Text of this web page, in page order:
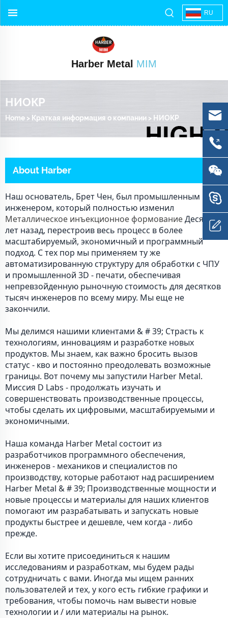
RU
Harber Metal MIM
НИОКР
Home > Краткая информация о компании > НИОКР
About Harber
Наш основатель, Брет Чен, был промышленным
инженером, который полностью изменил
Металлическое инъекционное формованиеДесять
лет назад, перестроив весь процесс в более
масштабируемый, экономичный и программный
подход. С тех пор мы применяем ту же
автоматизированную структуру для обработки с ЧПУ
и промышленной 3D - печати, обеспечивая
непревзойденную рыночную стоимость для десятков
тысяч инженеров по всему миру. Мы еще не
закончили.
Мы делимся нашими клиентами & # 39; Страсть к
технологиям, инновациям и разработке новых
продуктов. Мы знаем, как важно бросить вызов
статус - кво и постоянно преодолевать возможные
границы. Вот почему мы запустили Harber Metal.
Миссия D Labs - продолжать изучать и
совершенствовать производственные процессы,
чтобы сделать их цифровыми, масштабируемыми и
экономичными.
Наша команда Harber Metal состоит из
разработчиков программного обеспечения,
инженеров - механиков и специалистов по
производству, которые работают над расширением
Harber Metal & # 39; Производственные мощности и
новые процессы и материалы для наших клиентов
помогают им разрабатывать и запускать новые
продукты быстрее и дешевле, чем когда - либо
прежде.
Если вы хотите присоединиться к нашим
исследованиям и разработкам, мы будем рады
сотрудничать с вами. Иногда мы ищем ранних
пользователей и тех, у кого есть гибкие графики и
требования, чтобы помочь нам вывести новые
технологии и / или материалы на рынок.